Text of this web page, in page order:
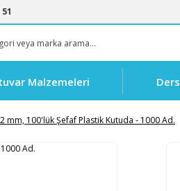
Malzemeleri
mm, 100'lük Şefaf Plastik Kutuda - 1000 Ad.